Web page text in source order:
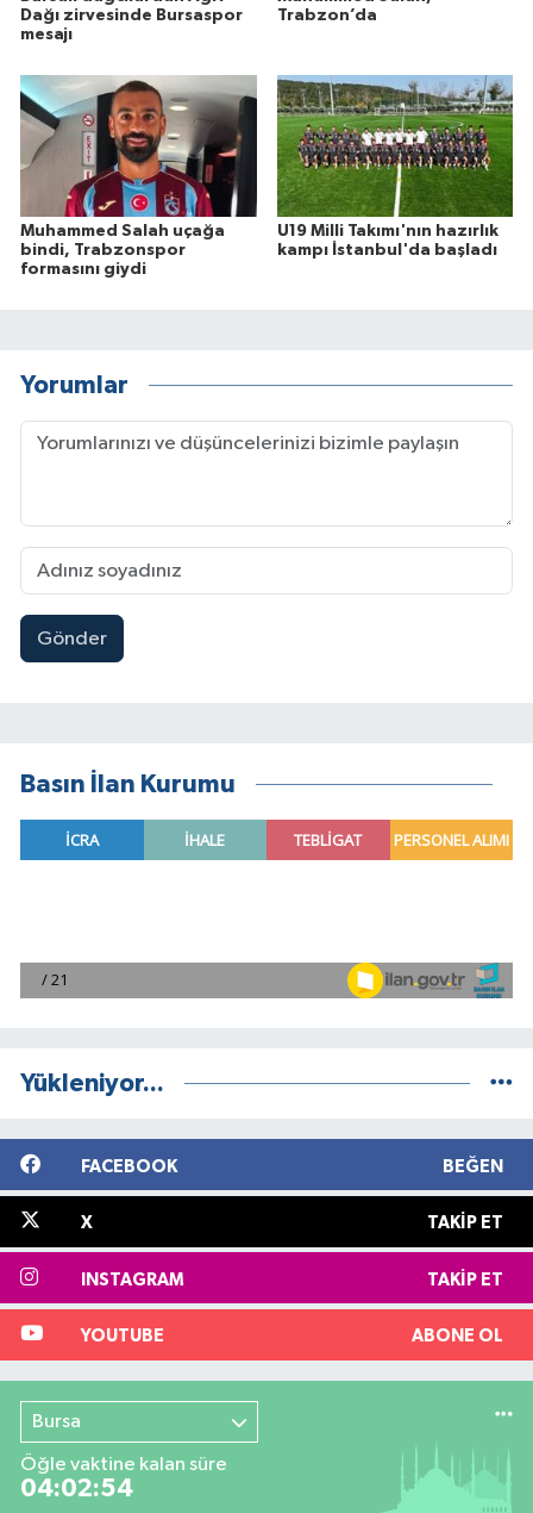
Dağı zirvesinde Bursaspor
mesajı
Trabzon’da
Muhammed Salah uçağa
bindi, Trabzonspor
formasını giydi
U19 Milli Takımı'nın hazırlık
kampı İstanbul'da başladı
Yorumlar
Gönder
Basın İlan Kurumu
Yükleniyor...
FACEBOOK BEĞEN
X TAKIP ET
INSTAGRAM TAKIP ET
YOUTUBE ABONE OL
Bursa
Öğle vaktine kalan süre
04:02:53